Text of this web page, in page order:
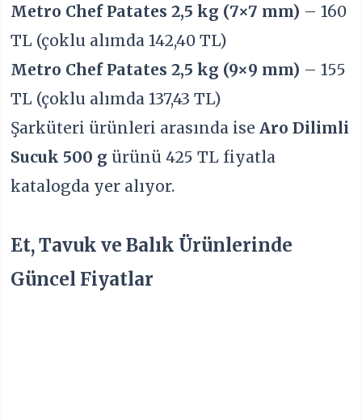
Metro Chef Patates 2,5 kg (7×7 mm) – 160
TL (çoklu alımda 142,40 TL)
Metro Chef Patates 2,5 kg (9×9 mm) – 155
TL (çoklu alımda 137,43 TL)
Şarküteri ürünleri arasında iseAro Dilimli
Sucuk 500 g ürünü 425 TL fiyatla
katalogda yer alıyor.
Et, Tavuk ve Balık Ürünlerinde
Güncel Fiyatlar